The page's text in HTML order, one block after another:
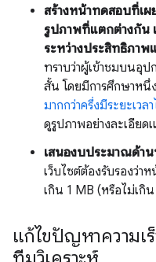
สร้างหน้าทดสอบที่เ
รูปภาพที่แตกต่างกัน
ระหว่างประสิทธิภา
ทราบว่าผู้เข้าชมบนอุ
สั้น โดยมีการศึกษาหนึ่
มากกว่าครึ่งมีระยะเวล
ดูรูปภาพอย่างละเอียด
เสนองบประมาณด้า
เว็บไซต์ต้องรับรองว่า
เกิน 1 MB (หรือไม่เกิ
แก้ไขปัญหาความเ